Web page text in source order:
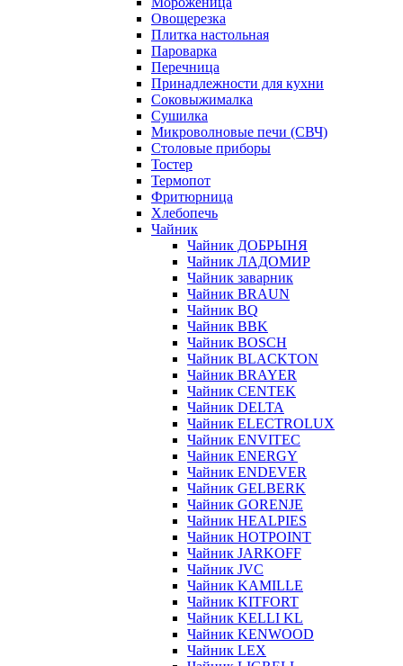
Овощерезка
Плитка настольная
Пароварка
Перечница
Принадлежности для кухни
Соковыжималка
Сушилка
Микроволновые печи (СВЧ)
Столовые приборы
Тостер
Термопот
Фритюрница
Хлебопечь
Чайник
Чайник ДОБРЫНЯ
Чайник ЛАДОМИР
Чайник заварник
Чайник BRAUN
Чайник BQ
Чайник BBK
Чайник BOSCH
Чайник BLACKTON
Чайник BRAYER
Чайник CENTEK
Чайник DELTA
Чайник ELECTROLUX
Чайник ENVITEC
Чайник ENERGY
Чайник ENDEVER
Чайник GELBERK
Чайник GORENJE
Чайник HEALPIES
Чайник HOTPOINT
Чайник JARKOFF
Чайник JVC
Чайник KAMILLE
Чайник KITFORT
Чайник KELLI KL
Чайник KENWOOD
Чайник LEX